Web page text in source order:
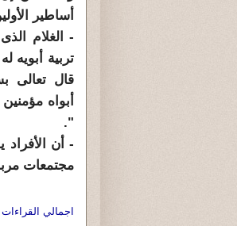
أساطير
- الغلام
تربية أبويه
قال تعالى
أبواه
".
- أن الأفراد
مجتمعات
اجمالي القراءات 12166